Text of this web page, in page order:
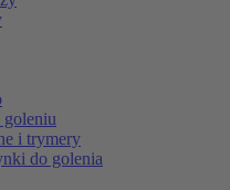
goleniu
i trymery
do golenia